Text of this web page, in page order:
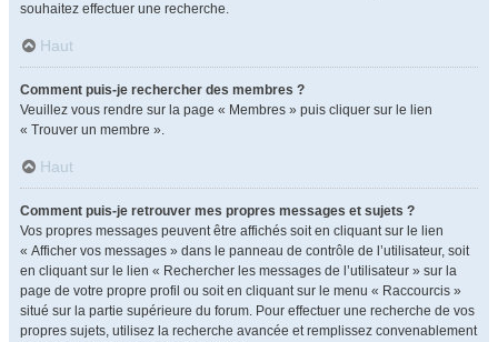
souhaitez effectuer une recherche.
Haut
Comment puis-je rechercher des membres ?
Veuillez vous rendre sur la page « Membres » puis cliquer sur le lien
« Trouver un membre ».
Haut
Comment puis-je retrouver mes propres messages et sujets ?
Vos propres messages peuvent être affichés soit en cliquant sur le lien
« Afficher vos messages » dans le panneau de contrôle de l’utilisateur, soit
en cliquant sur le lien « Rechercher les messages de l’utilisateur » sur la
page de votre propre profil ou soit en cliquant sur le menu « Raccourcis »
situé sur la partie supérieure du forum. Pour effectuer une recherche de vos
propres sujets, utilisez la recherche avancée et remplissez convenablement